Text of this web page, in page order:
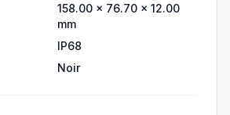
158.00 × 76.70 × 12.00
mm
IP68
Noir